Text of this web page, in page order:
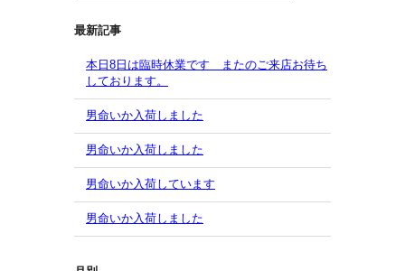
最新記事
本日8日は臨時休業です またのご来店お待ち
しております。
男命いか入荷しました
男命いか入荷しました
男命いか入荷しています
男命いか入荷しました